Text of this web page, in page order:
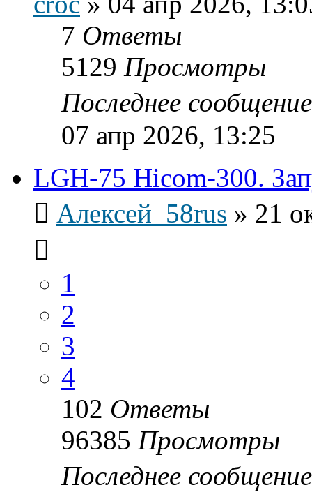
7 Ответы
5129 Просмотры
Последнее
07 апр 2026, 13:25
LGH-75 Hicom-300.
Алексей_58rus » 21
1
2
3
4
102 Ответы
96385 Просмотры
Последнее